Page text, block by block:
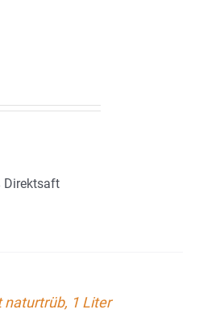
Direktsaft
naturtrüb, 1 Liter